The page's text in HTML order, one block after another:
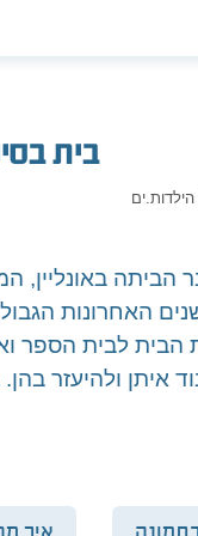
בית
הביתה באונליין,
האחרונות
לבית הספר
איתן ולהיעזר